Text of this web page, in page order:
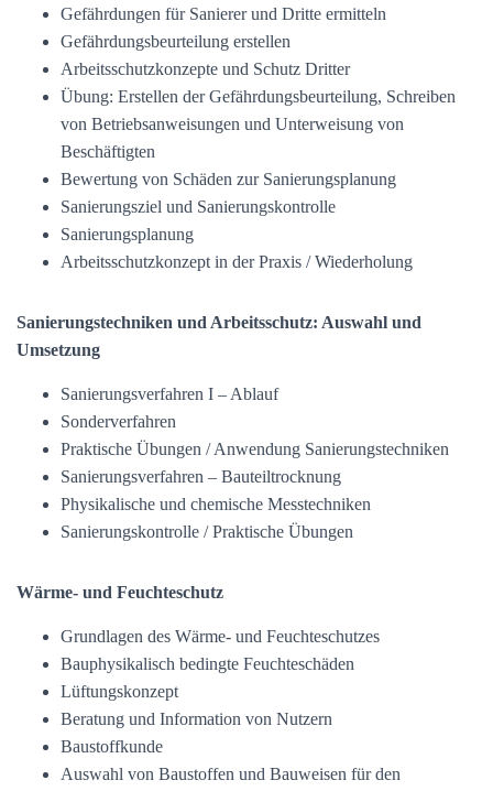
Gefährdungen für Sanierer und Dritte ermitteln
Gefährdungsbeurteilung erstellen
Arbeitsschutzkonzepte und Schutz Dritter
Übung: Erstellen der Gefährdungsbeurteilung, Schreiben
von Betriebsanweisungen und Unterweisung von
Beschäftigten
Bewertung von Schäden zur Sanierungsplanung
Sanierungsziel und Sanierungskontrolle
Sanierungsplanung
Arbeitsschutzkonzept in der Praxis / Wiederholung
Sanierungstechniken und Arbeitsschutz: Auswahl und
Umsetzung
Sanierungsverfahren I – Ablauf
Sonderverfahren
Praktische Übungen / Anwendung Sanierungstechniken
Sanierungsverfahren – Bauteiltrocknung
Physikalische und chemische Messtechniken
Sanierungskontrolle / Praktische Übungen
Wärme- und Feuchteschutz
Grundlagen des Wärme- und Feuchteschutzes
Bauphysikalisch bedingte Feuchteschäden
Lüftungskonzept
Beratung und Information von Nutzern
Baustoffkunde
Auswahl von Baustoffen und Bauweisen für den